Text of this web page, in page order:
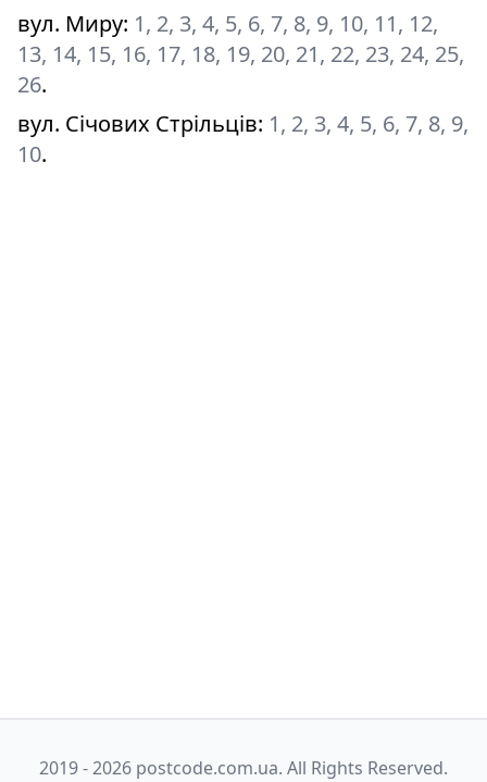
вул. Миру: 1, 2, 3, 4, 5, 6, 7, 8, 9, 10, 11, 12,
13, 14, 15, 16, 17, 18, 19, 20, 21, 22, 23, 24, 25,
26.
вул. Січових Стрільців: 1, 2, 3, 4, 5, 6, 7, 8, 9,
10.
2019 - 2026 postcode.com.ua. All Rights Reserved.